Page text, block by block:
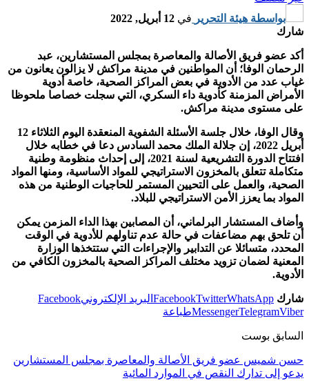
بواسطة هيئة التحرير في 12 أبريل, 2022
شارك
أكد عضو فريق الأصالة والمعاصرة بمجلس المستشارين، عبد
الرحمان الوفا؛ أن المواطنين في مدينة مراكش لا يزالون يعانون من
غياب عدد من الأدوية في بعض المراكز الصحية، خاصة أدوية
الأمراض المزمنة كأدوية داء السكري، التي سجلت خصاصا ملحوظا
على مستوى مدينة مراكش.
وقال الوفا، خلال جلسة الأسئلة الشفوية المنعقدة اليوم الثلاثاء 12
أبريل 2022، إن جلالة الملك محمد السادس دعا في خطابه خلال
افتتاح الدورة التشريعية لسنة 2021، إلى إحداث منظومة وطنية
متكاملة تتعلق بالمخزون الاستراتيجي للمواد الأساسية، ومنها المواد
الصحية، والعمل على التحيين المستمر للحاجيات الوطنية من هذه
المواد بما يعزز الأمن الاستراتيجي للبلاد.
وأضاف المستشار البرلماني، أن المصابين بهذا الداء المزمن يمكن
أن تلحق بهم مضاعفات في حالة عدم تناولهم للأدوية في الوقت
المحدد، متسائلا عن التدابير والإجراءات التي ستتخذها الوزارة
المعنية لضمان تزويد مختلف المراكز الصحية بالمخزون الكافي من
الأدوية.
شارك FacebookTwitterWhatsApp البريد الإلكترونيFacebook
MessengerTelegramViber طباعة
السابق بوست
حسن شميس عضو فريق الأصالة والمعاصرة بمجلس المستشارين
يدعو إلى تدارك النقص في الموارد المائية